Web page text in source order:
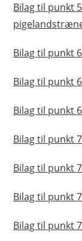
Bilag til punkt
Bilag til punkt
Bilag til punkt
Bilag til punkt
Bilag til punkt
Bilag til punkt
Bilag til punkt
Bilag til punkt